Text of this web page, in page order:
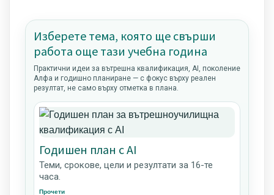
Изберете тема, която ще свърши
работа още тази учебна година
Практични идеи за вътрешна квалификация, AI, поколение
Алфа и годишно планиране — с фокус върху реален
резултат, не само върху отметка в плана.
Годишен план с AI
Теми, срокове, цели и резултати за 16-те
часа.
Прочети